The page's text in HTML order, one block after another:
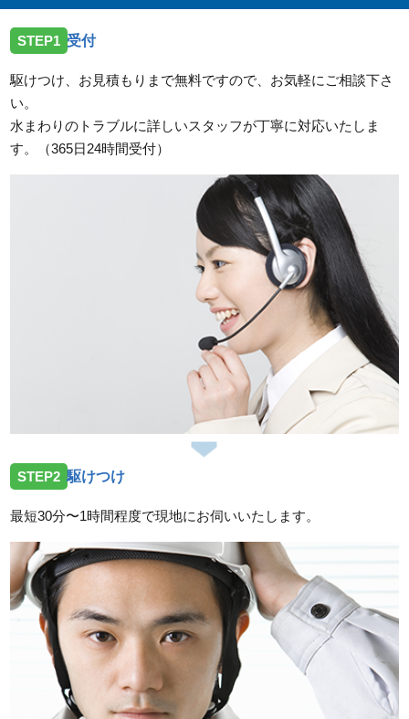
山口県山陽小野田市高栄に台所蛇口の交換でお伺いし
山口県下関市長府中六波町にトイレの交換でお伺いし
ました
山口県宇部市東須恵にトイレの交換でお伺いしました
山口県防府市台道に洗面蛇口の交換でお伺いしました
山口県岩国市玖珂町へ屋外の排水詰まりでお伺いいた
山口県岩国市岩国へ洋式トイレの交換でお伺いいたし
山口県光市島田へ浴室バス水栓の交換工事でお伺いい
たしました
スタッフの修理報告や事例の一覧はこちら
STEP1 受付
駆けつけ、お見積もりまで無料ですので、お気軽にご相談下さ
い。
水まわりのトラブルに詳しいスタッフが丁寧に対応いたしま
す。（365日24時間受付）
STEP2 駆けつけ
最短30分〜1時間程度で現地にお伺いいたします。